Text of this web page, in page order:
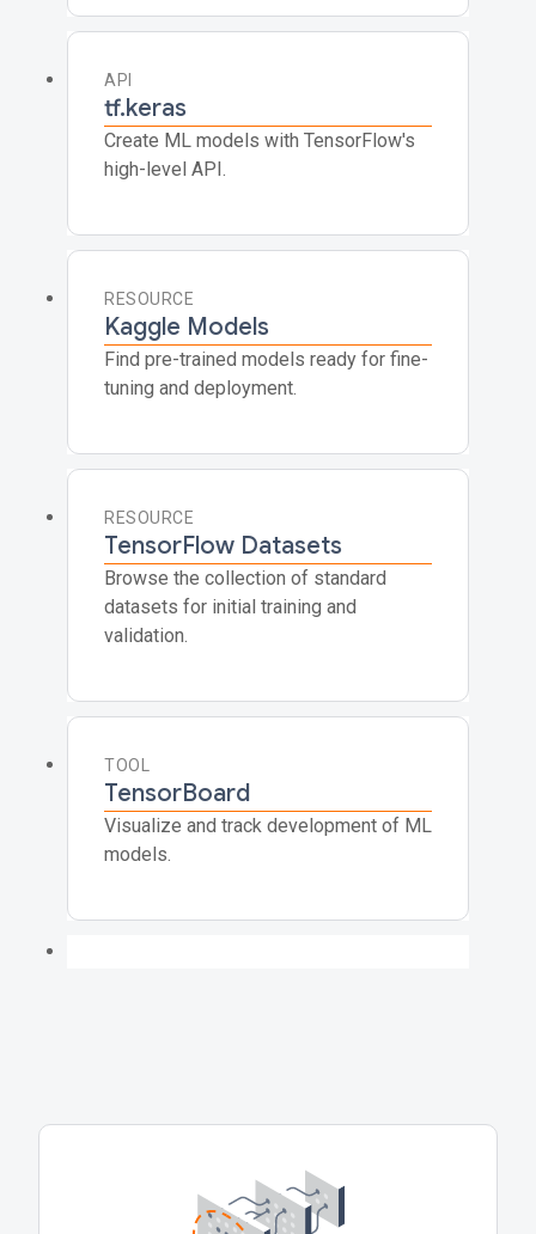
API
tf.keras
Create ML models with TensorFlow's
high-level API.
RESOURCE
Kaggle Models
Find pre-trained models ready for fine-
tuning and deployment.
RESOURCE
TensorFlow Datasets
Browse the collection of standard
datasets for initial training and
validation.
TOOL
TensorBoard
Visualize and track development of ML
models.